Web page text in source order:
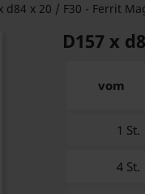
d84 x 20 / F30 - Ferrit
D157 x
vom
1 St.
4 St.